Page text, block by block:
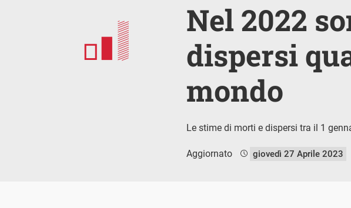
Nel 2022
dispersi
mondo
Le stime di morti e dispersi tra il 1
Aggiornato giovedì 27 Aprile 2023